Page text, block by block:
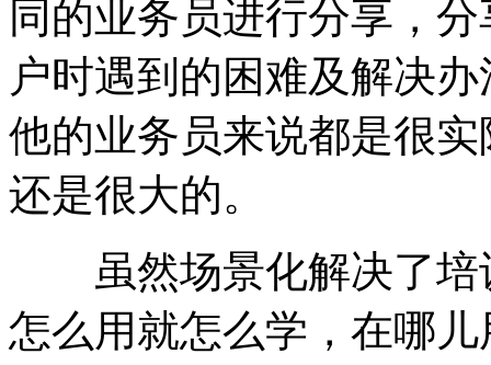
同的业务员进行分享，
户时遇到的困难及解决
他的业务员来说都是很
还是很大的。
虽然场景化解决了培
怎么用就怎么学，在哪